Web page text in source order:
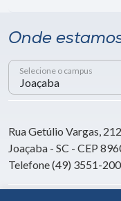
Onde
Selecione o campus
Rua Getúlio Vargas,
Joaçaba - SC - CEP
Telefone (49) 3551-